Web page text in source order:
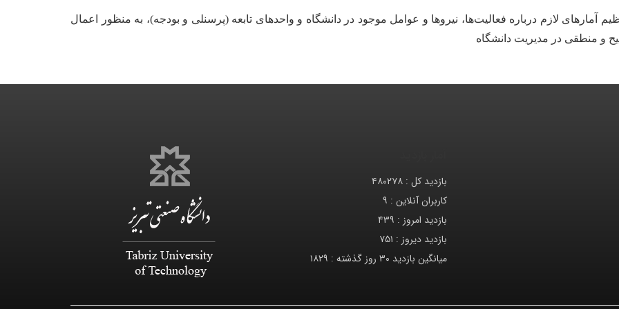
آمارهای لازم درباره فعالیت‌ها، نیروها و عوامل موجود در دانشگاه و واحدهای تابعه (پرسنلی و بودجه)، به منظور اعمال
و منطقی در مدیریت دانشگاه
بازدید کل : ۴۸۰۲۷۸
کاربران آنلاین : ۹
بازدید امروز : ۴۳۹
بازدید دیروز : ۷۵۱
میانگین بازدید ۳۰ روز گذشته :
۱۸۲۹